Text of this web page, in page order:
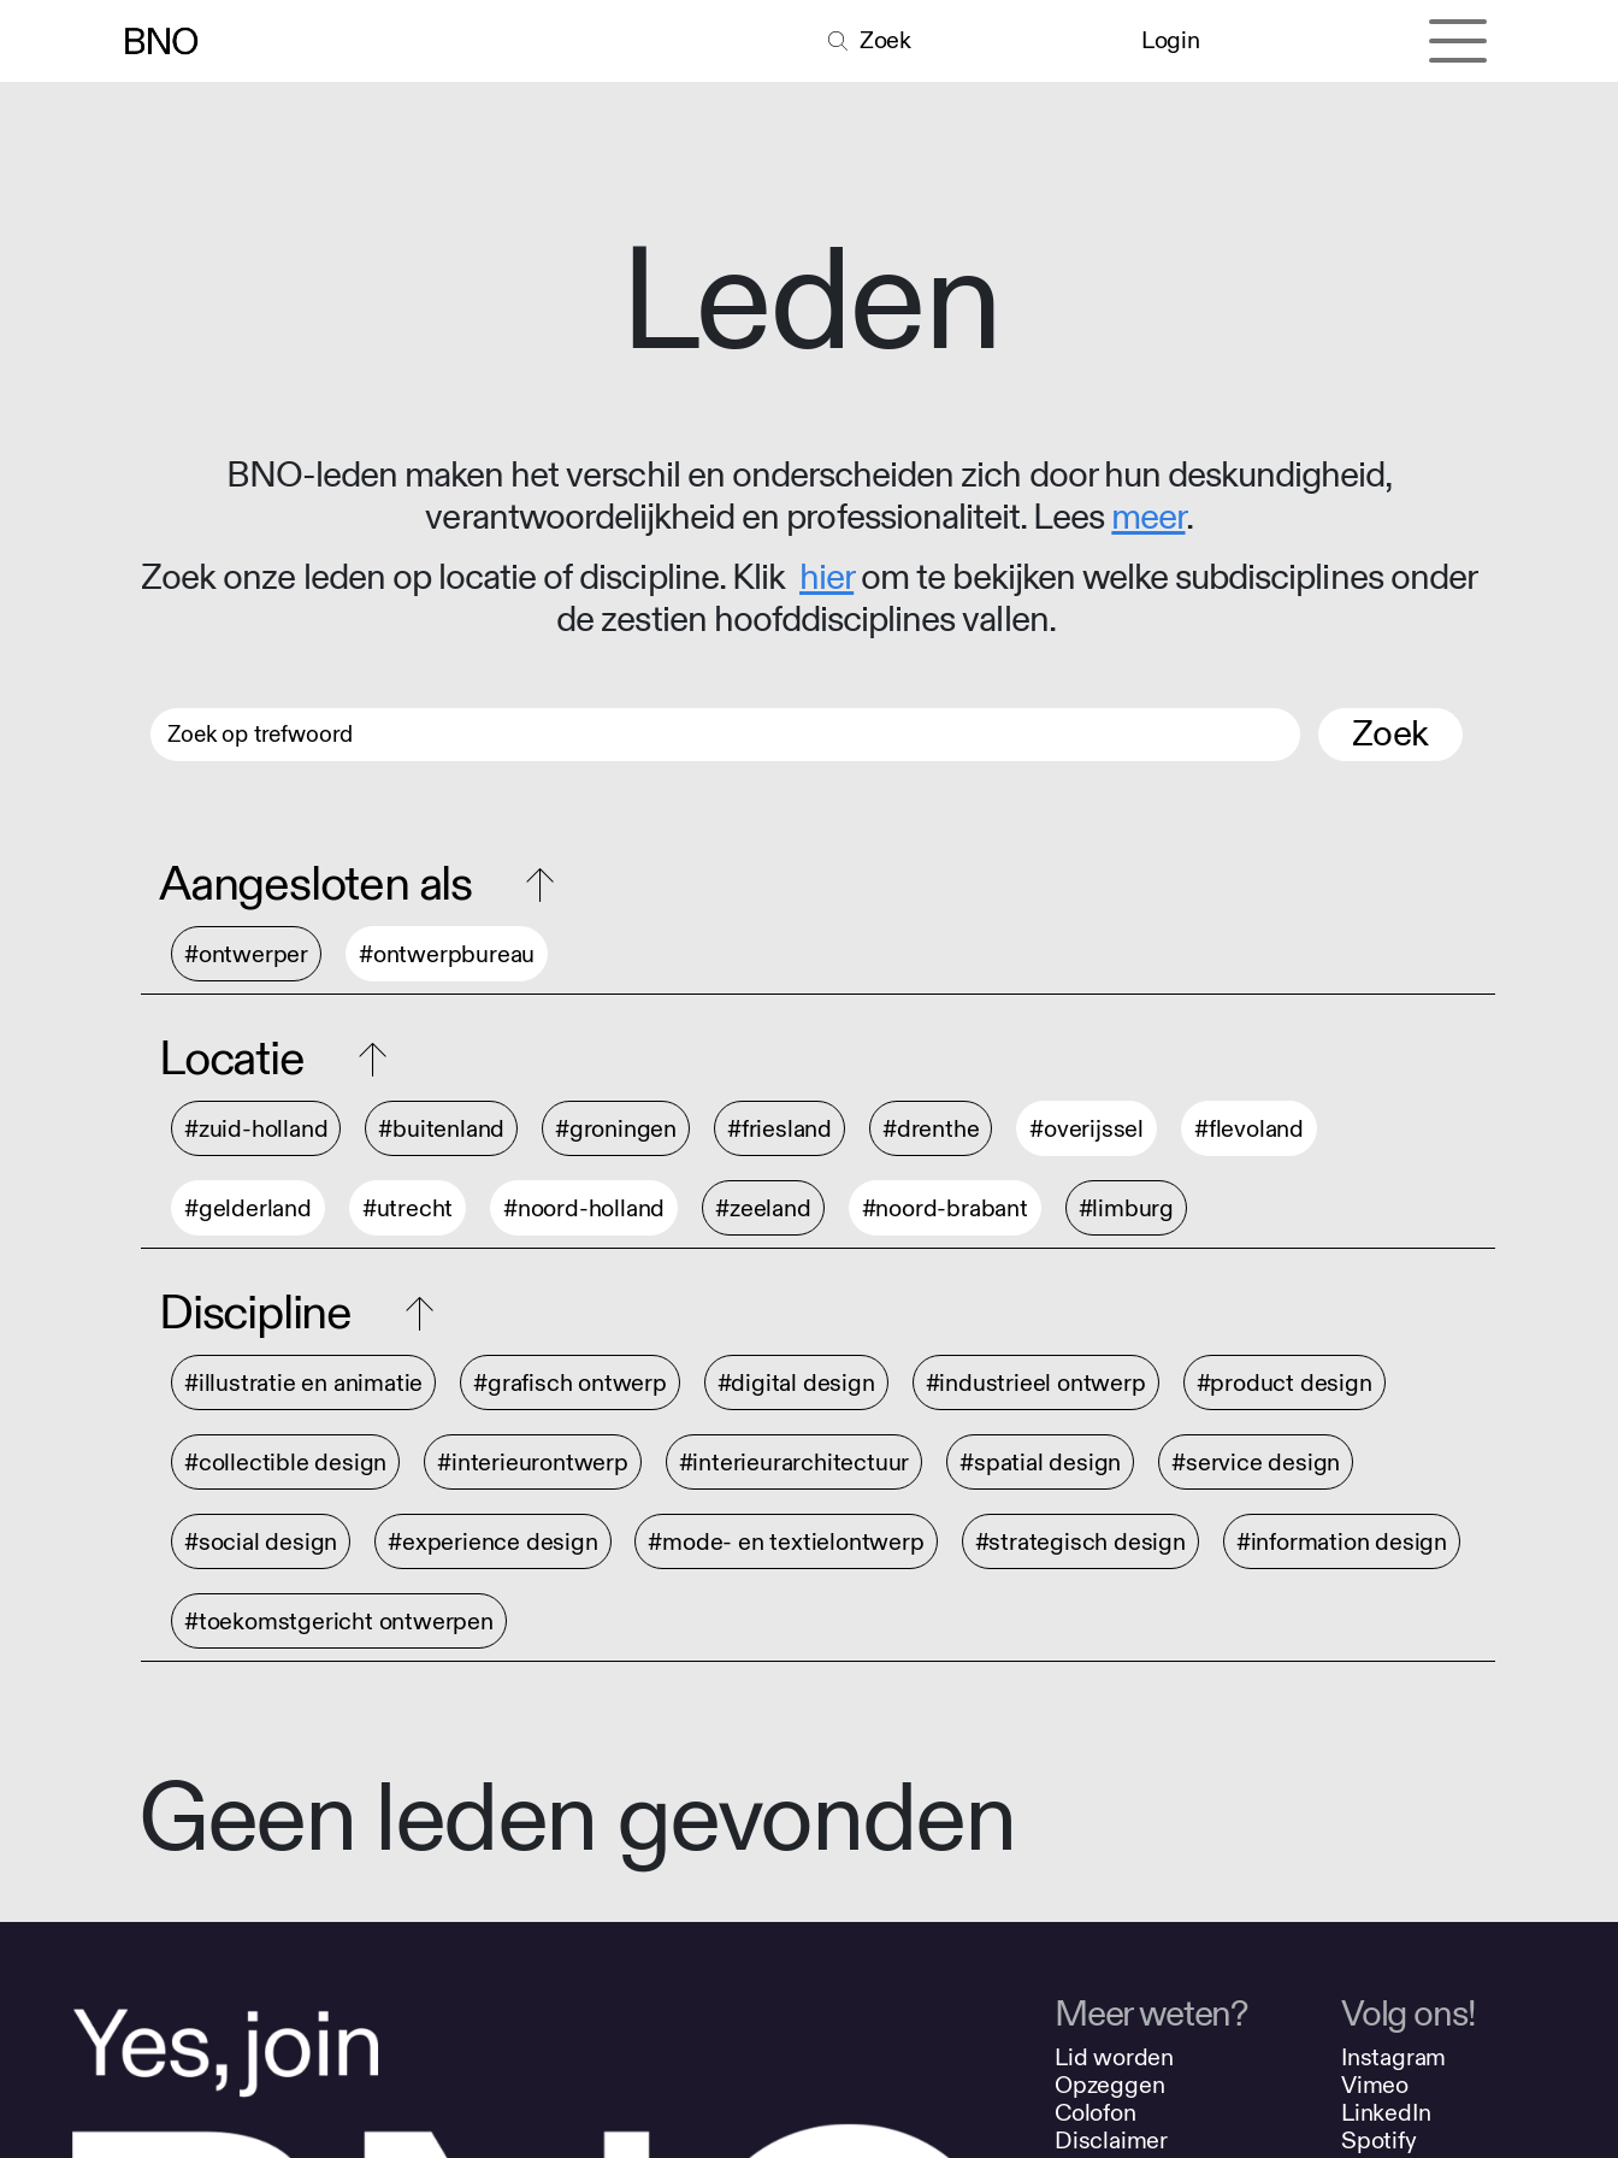
Zoek Login
Leden
BNO-leden maken het verschil en onderscheiden zich door hun deskundigheid,
verantwoordelijkheid en professionaliteit. Leesmeer.
Zoek onze leden op locatie of discipline. Klik hierom te bekijken welke subdisciplines onder
de zestien hoofddisciplines vallen.
Zoek
Aangesloten als
#ontwerper #ontwerpbureau
Locatie
#zuid-holland #buitenland #groningen #friesland #drenthe #overijssel #flevoland
#gelderland #utrecht #noord-holland #zeeland #noord-brabant #limburg
Discipline
#illustratie en animatie #grafisch ontwerp #digital design #industrieel ontwerp #product design
#collectible design #interieurontwerp #interieurarchitectuur #spatial design #service design
#social design #experience design #mode- en textielontwerp #strategisch design #information design
#toekomstgericht ontwerpen
Geen leden gevonden
Meer weten?
Lid worden
Opzeggen
Colofon
Disclaimer
Volg ons!
Instagram
Vimeo
LinkedIn
Spotify